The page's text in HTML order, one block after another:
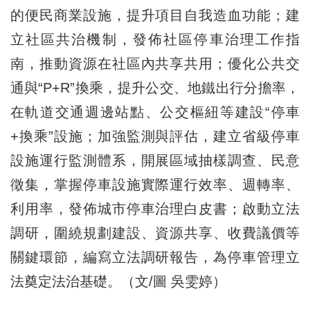
的便民商業設施，提升項目自我造血功能；建
立社區共治機制，發佈社區停車治理工作指
南，推動資源在社區內共享共用；優化公共交
通與“P+R”換乘，提升公交、地鐵出行分擔率，
在軌道交通週邊站點、公交樞紐等建設“停車
+換乘”設施；加強監測與評估，建立省級停車
設施運行監測體系，開展區域抽樣調查、民意
徵集，掌握停車設施實際運行效率、週轉率、
利用率，發佈城市停車治理白皮書；啟動立法
調研，圍繞規劃建設、資源共享、收費議價等
關鍵環節，編寫立法調研報告，為停車管理立
法奠定法治基礎。（文/圖 吳雯婷）